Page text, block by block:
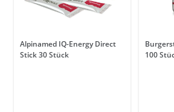
Alpinamed IQ-Energy Direct
Stick 30 Stück
100